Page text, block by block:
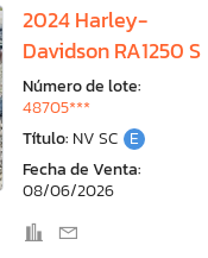
2024 Harley-
Davidson RA1250 S
Número de lote:
48705***
Título: NV SC E
Fecha de Venta:
08/06/2026